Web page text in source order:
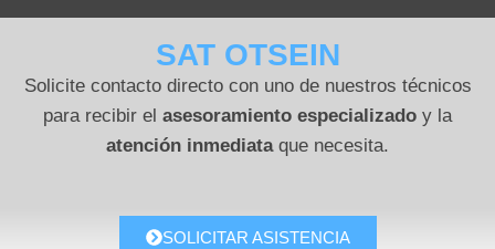
SAT OTSEIN
Solicite contacto directo con uno de nuestros técnicos
para recibir el asesoramiento especializado y la
atención inmediataque necesita.
SOLICITAR ASISTENCIA